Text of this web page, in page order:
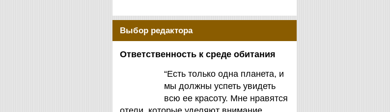
Выбор редактора
Ответственность к среде обитания
“Есть только одна планета, и
мы должны успеть увидеть
всю ее красоту. Мне нравятся